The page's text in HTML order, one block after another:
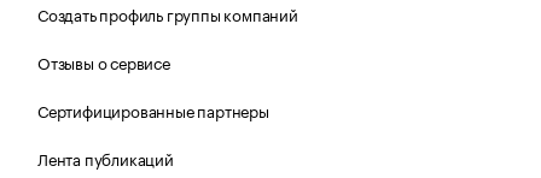
Создать профиль группы компаний
Отзывы о сервисе
Сертифицированные партнеры
Лента публикаций